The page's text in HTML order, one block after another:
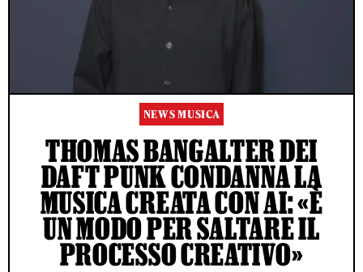
NEWS MUSICA
THOMAS BANGALTER DEI
DAFT PUNK CONDANNA LA
MUSICA CREATA CON AI: «È
UN MODO PER SALTARE IL
PROCESSO CREATIVO»